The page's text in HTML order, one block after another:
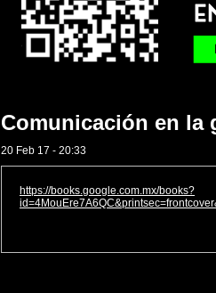
Comunicación en la
20 Feb 17 - 20:33
https://books.google.com.mx/books?